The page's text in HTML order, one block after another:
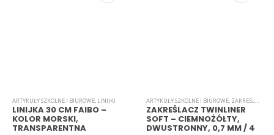
ARTYKUŁY SZKOLNE I BIUROWE, LINIJKI
LINIJKA 30 CM FAIBO –
KOLOR MORSKI,
TRANSPARENTNA
ARTYKUŁY SZKOLNE I BIUROWE, ZAKREŚLACZE
ZAKREŚLACZ TWINLINER
SOFT – CIEMNOŻÓŁTY,
DWUSTRONNY, 0,7 MM / 4